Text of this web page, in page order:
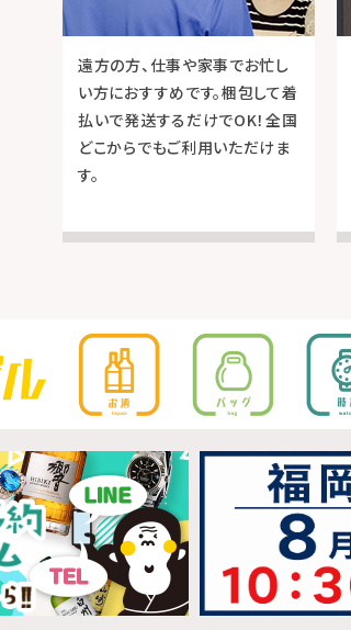
遠方の方、仕事や家事でお忙し
い方におすすめです。梱包して着
払いで発送するだけでOK！全国
どこからでもご利用いただけま
す。